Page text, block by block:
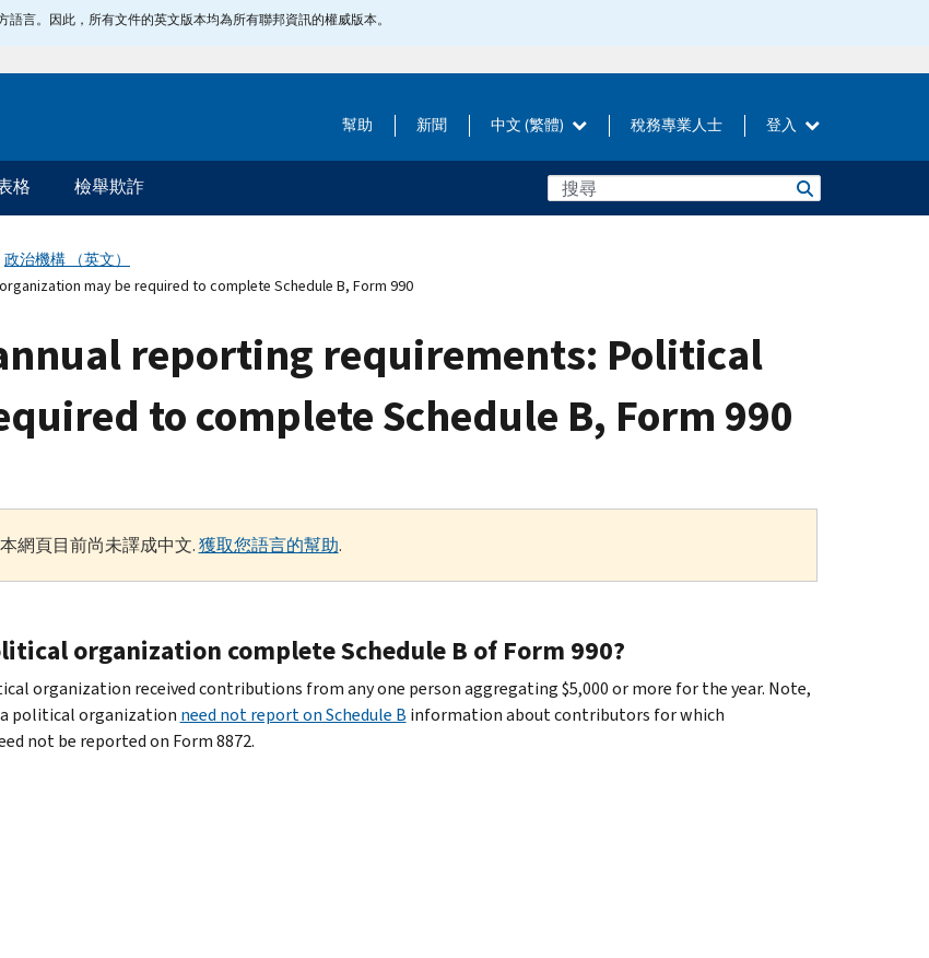
言。因此，所有文件的英文版本均為所有聯邦資訊的權威版本。
幫助 新聞 中文 (繁體) 稅務專業人士 登入
格 檢舉欺詐
政治機構 （英文）
may be required to complete Schedule B, Form 990
reporting requirements: Political
to complete Schedule B, Form 990
本網頁目前尚未譯成中文.獲取您語言的幫助.
organization complete Schedule B of Form 990?
organization received contributions from any one person aggregating $5,000 or more for the year. Note,
political organization need not report on Schedule B information about contributors for which
not be reported on Form 8872.